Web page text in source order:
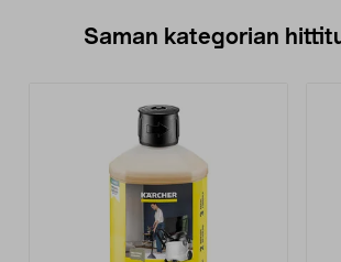
Saman kategorian